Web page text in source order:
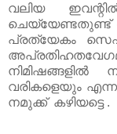
വലിയ
ചെയ്യേണ്ടതുണ്ട്
പ്രത്യേകം
നിമിഷങ്ങളില്‍
വരികളെയും
നമുക്ക് കഴിയട്ടെ .